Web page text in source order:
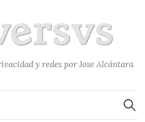
y redes por Jose Alcántara